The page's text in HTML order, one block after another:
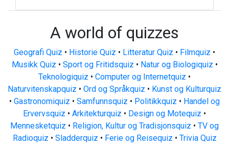
A world of quizzes
Geografi Quiz • Historie Quiz • Litteratur Quiz • Filmquiz •
Musikk Quiz • Sport og Fritidsquiz • Natur og Biologiquiz •
Teknologiquiz • Computer og Internetquiz •
Naturvitenskapquiz • Ord og Språkquiz • Kunst og Kulturquiz
• Gastronomiquiz • Samfunnsquiz • Politikkquiz • Handel og
Ervervsquiz • Arkitekturquiz • Design og Motequiz •
Mennesketquiz • Religion, Kultur og Tradisjonsquiz • TV og
Radioquiz • Sladderquiz • Ferie og Reisequiz • Trivia Quiz